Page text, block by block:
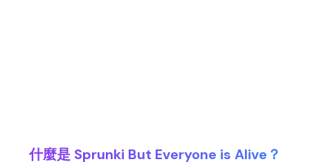
什麼是 Sprunki But Everyone is Alive？